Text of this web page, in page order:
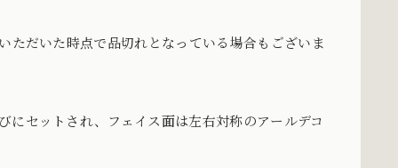
だいた時点で品切れとなっている場合もございま
にセットされ、フェイス面は左右対称のアールデコ